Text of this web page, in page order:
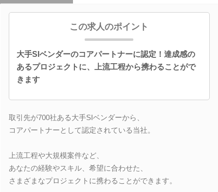
この求人のポイント
大手SIベンダーのコアパートナーに認定！達成感の
あるプロジェクトに、上流工程から携わることがで
きます
取引先が700社ある大手SIベンダーから、
コアパートナーとして認定されている当社。
上流工程や大規模案件など、
あなたの経験やスキル、希望に合わせた、
さまざまなプロジェクトに携わることができます。